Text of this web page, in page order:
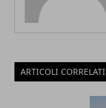
ARTICOLI CORRELATI